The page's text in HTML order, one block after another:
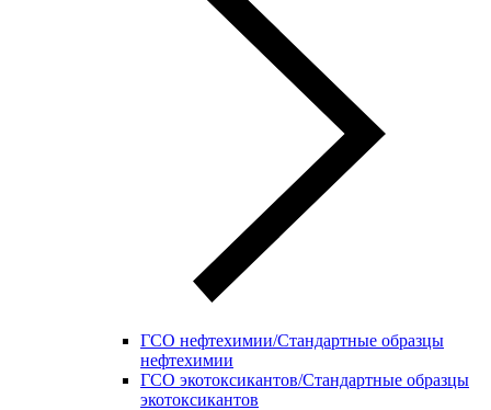
ГСО нефтехимии/Стандартные образцы
нефтехимии
ГСО экотоксикантов/Стандартные образцы
экотоксикантов